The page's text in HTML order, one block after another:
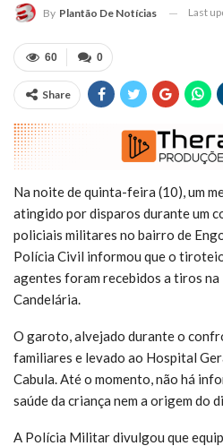
By Plantão De Notícias Last
0
60
Share
Na noite de quinta-feira (10), um
atingido por disparos durante um
policiais militares no bairro de
Polícia Civil informou que o
agentes foram recebidos a tiros
Candelária.
O garoto, alvejado durante o
familiares e levado ao Hospital
Cabula. Até o momento, não há
saúde da criança nem a origem do
A Polícia Militar divulgou que